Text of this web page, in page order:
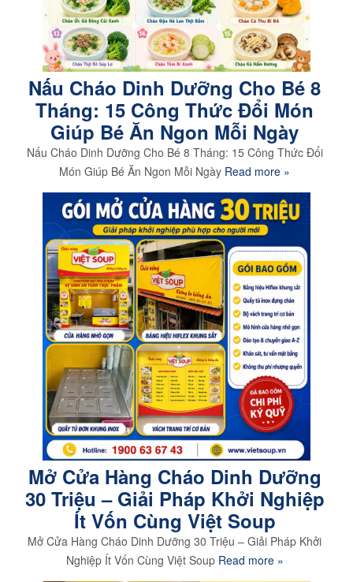
Nấu Cháo Dinh Dưỡng Cho Bé 8
Tháng: 15 Công Thức Đổi Món
Giúp Bé Ăn Ngon Mỗi Ngày
Nấu Cháo Dinh Dưỡng Cho Bé 8 Tháng: 15 Công Thức Đổi
Món Giúp Bé Ăn Ngon Mỗi Ngày Read more »
Mở Cửa Hàng Cháo Dinh Dưỡng
30 Triệu – Giải Pháp Khởi Nghiệp
Ít Vốn Cùng Việt Soup
Mở Cửa Hàng Cháo Dinh Dưỡng 30 Triệu – Giải Pháp Khởi
Nghiệp Ít Vốn Cùng Việt Soup Read more »